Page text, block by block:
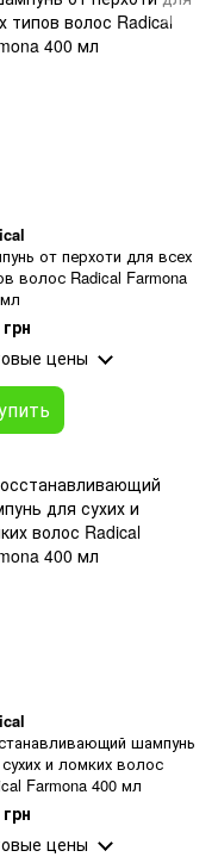
от перхоти для всех
волос Radical Farmona
цены
шампунь
и ломких волос
Farmona 400 мл
цены